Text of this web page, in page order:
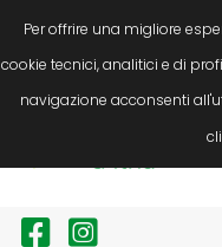
Per offrire una migliore
cookie tecnici, analitici e di
navigazione acconsenti
Servizio taxi / N.C.C. auto,